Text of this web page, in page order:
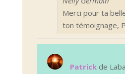
Merci pour ta
ton témoignage,
Patrick de